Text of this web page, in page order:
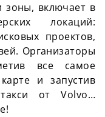
зоны, включает в
локаций:
проектов,
Организаторы
все самое
и запустив
такси от Volvo…